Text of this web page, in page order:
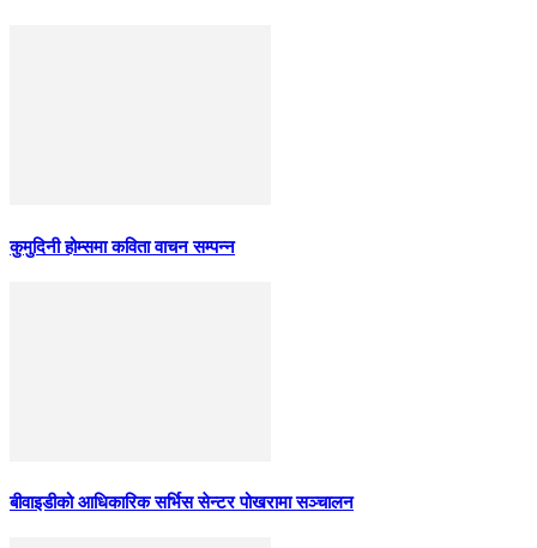
कुमुदिनी होम्समा कविता वाचन सम्पन्न
बीवाइडीको आधिकारिक सर्भिस सेन्टर पोखरामा सञ्चालन